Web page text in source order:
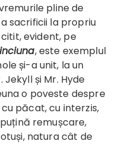
sacrificii la propriu
evident, pe
, este exemplul
și-a unit, la un
și Mr. Hyde
o poveste despre
păcat, cu interzis,
remușcare,
natura cât de